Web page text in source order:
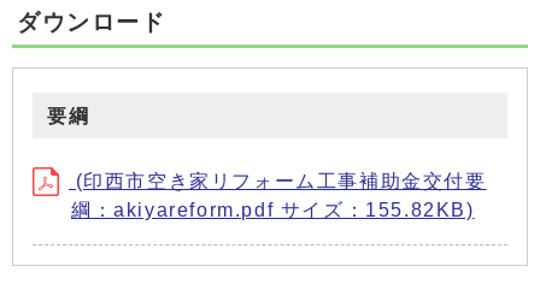
ダウンロード
要綱
(印西市空き家リフォーム工事補助金交付要
綱：akiyareform.pdf サイズ：155.82KB)